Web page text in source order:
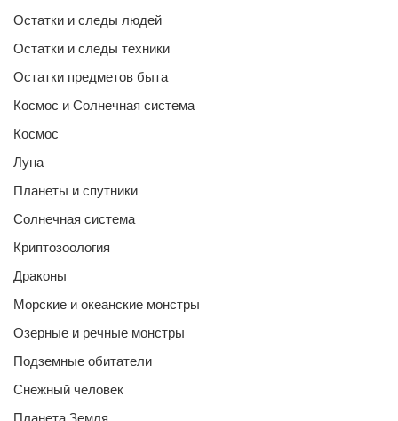
Остатки и следы людей
Остатки и следы техники
Остатки предметов быта
Космос и Солнечная система
Космос
Луна
Планеты и спутники
Солнечная система
Криптозоология
Драконы
Морские и океанские монстры
Озерные и речные монстры
Подземные обитатели
Снежный человек
Планета Земля